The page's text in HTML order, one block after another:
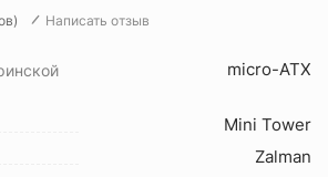
Написать отзыв
micro-ATX
Mini Tower
Zalman